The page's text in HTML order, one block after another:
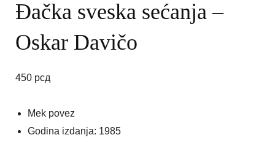
Đačka sveska sećanja –
Oskar Davičo
450 рсд
Mek povez
Godina izdanja: 1985